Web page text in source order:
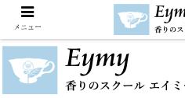
メニュー